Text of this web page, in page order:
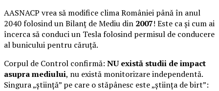
AASNACP vrea să modifice clima României până în anul
2040 folosind un Bilanț de Mediu din 2007! Este ca și cum ai
încerca să conduci un Tesla folosind permisul de conducere
al bunicului pentru căruță.
Corpul de Control confirmă: NU există studii de impact
asupra mediului, nu există monitorizare independentă.
Singura „știință” pe care o stăpânesc este „știința de birt”: